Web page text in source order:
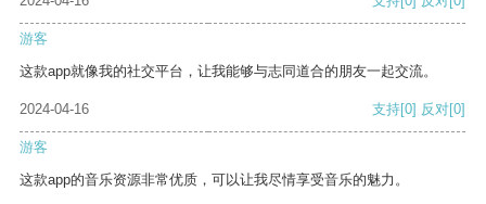
游客
这款app就像我的社交平台，让我能够与志同道合的朋友一起交流。
2024-04-16 支持[0] 反对[0]
游客
这款app的音乐资源非常优质，可以让我尽情享受音乐的魅力。